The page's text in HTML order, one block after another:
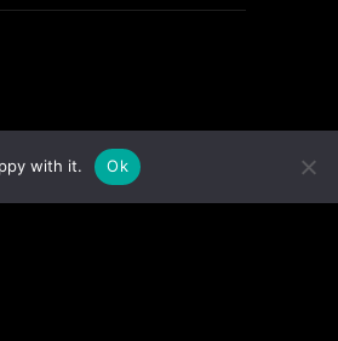
with it. Ok